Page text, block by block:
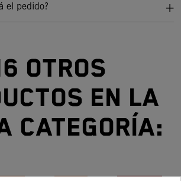
el pedido?
otros
en la
categoría: